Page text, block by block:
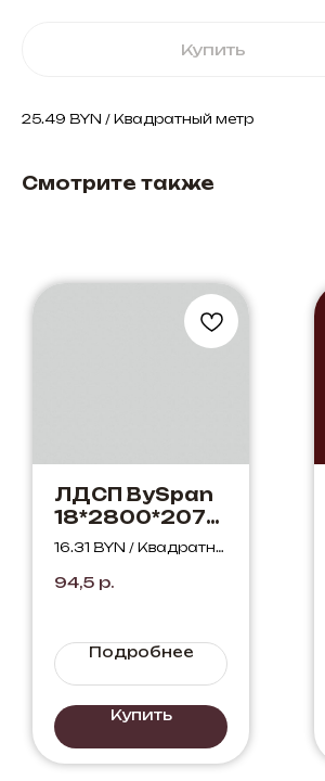
Купить
25.49 BYN / Квадратный метр
Смотрите также
ЛДСП BySpan
18*2800*2070
Пепел 621 PO
16.31 BYN / Квадратны
94,5 р.
Подробнее
Купить